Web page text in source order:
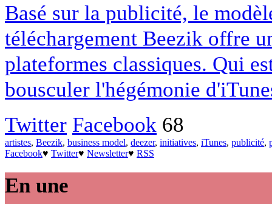
Basé sur la publicité, le
téléchargement Beezik offre
plateformes classiques. Qui
bousculer l'hégémonie
Twitter Facebook 68
artistes, Beezik, business model, deezer, initiatives, iTunes, publicité,
Facebook♥ Twitter♥ Newsletter♥ RSS
En une